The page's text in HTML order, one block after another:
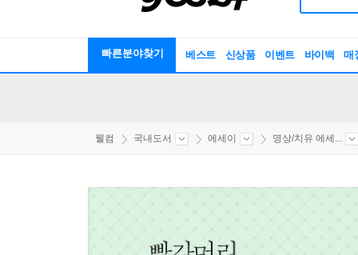
빠른분야찾기 베스트 신상품 이벤트 바이백 매
웰컴 국내도서 에세이 명상/치유 에세...